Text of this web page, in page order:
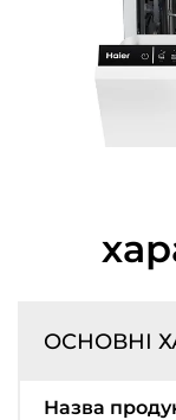
ОСНОВНІ
Назва